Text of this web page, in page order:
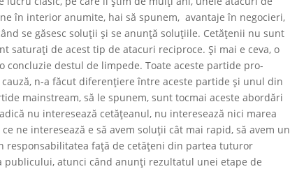
în interior anumite, hai să spunem, avantaje în negocieri,
se găsesc soluții și se anunță soluțiile. Cetățenii nu sunt
saturați de acest tip de atacuri reciproce. Și mai e ceva, o
destul de limpede. Toate aceste partide pro-
n-a făcut diferențiere între aceste partide și unul din
mainstream, să le spunem, sunt tocmai aceste abordări
nu interesează cetățeanul, nu interesează nici marea
ne interesează e să avem soluții cât mai rapid, să avem un
responsabilitatea față de cetățeni din partea tuturor
atunci când anunți rezultatul unei etape de